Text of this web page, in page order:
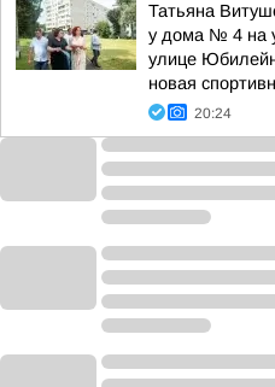
Татьяна
у дома № 4 на
улице
новая
20:24